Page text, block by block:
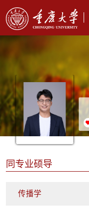
同专业硕导
传播学